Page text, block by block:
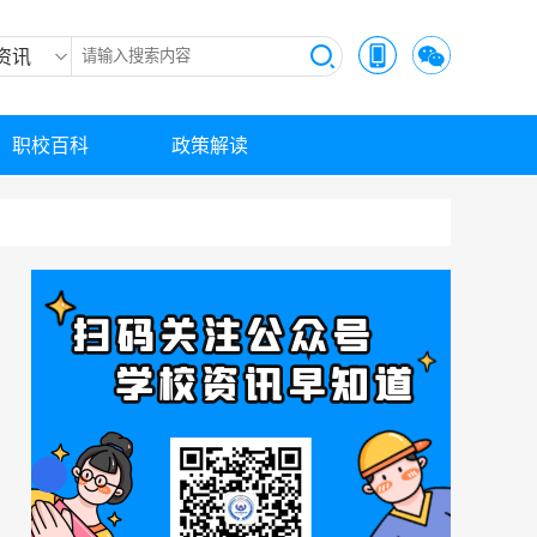
讯
职校百科 政策解读